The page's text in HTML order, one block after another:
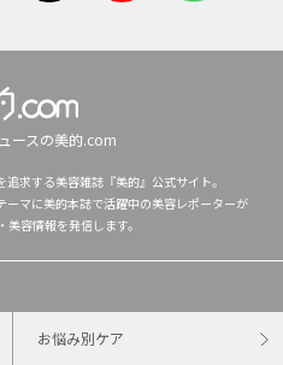
ースの美的.com
追求する美容雑誌『美的』公式サイト。
ーマに美的本誌で活躍中の美容レポーターが
容情報を発信します。
お悩み別ケア